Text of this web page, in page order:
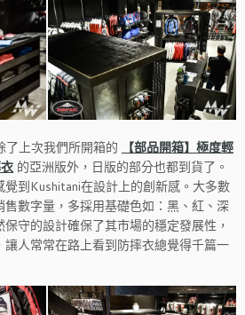
了上次我們所開箱的
【部品開箱】極度輕
的亞洲版外，日版的部分也都到貨了。
到Kushitani在設計上的創新感。大多數
數字量，多採用基礎色如：黑、紅、深
守的設計確保了其市場的穩定發展性，
人常常在路上看到防摔衣總覺得千篇一